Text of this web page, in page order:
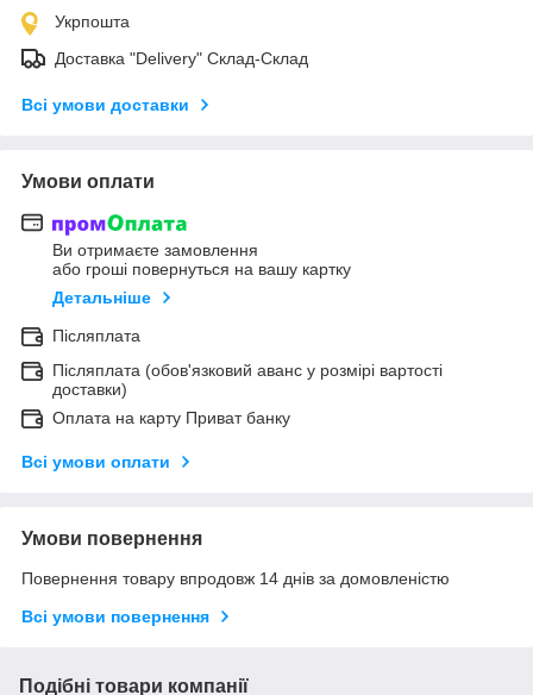
Укрпошта
Доставка "Delivery" Склад-Склад
Всі умови доставки
Умови оплати
Ви отримаєте замовлення
або гроші повернуться на вашу картку
Детальніше
Післяплата
Післяплата (обов'язковий аванс у розмірі вартості
доставки)
Оплата на карту Приват банку
Всі умови оплати
Умови повернення
Повернення товару впродовж 14 днів за домовленістю
Всі умови повернення
Подібні товари компанії